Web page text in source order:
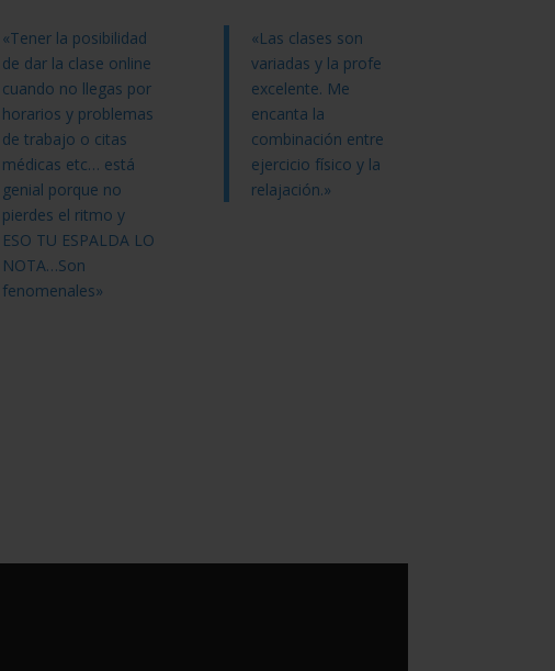
«Tener la posibilidad
de dar la clase online
cuando no llegas por
horarios y problemas
de trabajo o citas
médicas etc… está
genial porque no
pierdes el ritmo y
ESO TU ESPALDA LO
NOTA…Son
fenomenales»
«Las clases son
variadas y la profe
excelente. Me
encanta la
combinación entre
ejercicio físico y la
relajación.»